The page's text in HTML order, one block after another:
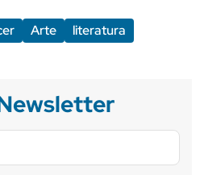
Arte
literatura